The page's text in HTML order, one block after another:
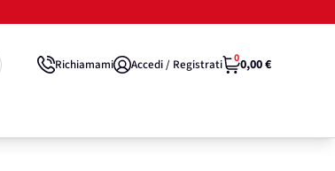
Richiamami Accedi / Registrati 00,00 €